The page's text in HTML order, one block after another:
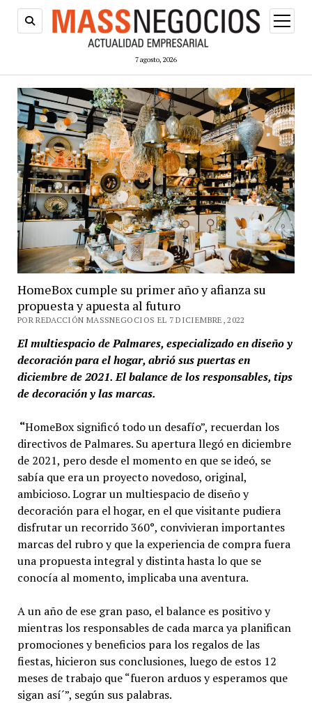
7 agosto, 2026
abrir
menú
HomeBox cumple su primer año y afianza su
propuesta y apuesta al futuro
POR REDACCIÓN MASSNEGOCIOS EL 7 DICIEMBRE, 2022
El multiespacio de Palmares, especializado en diseño y
decoración para el hogar, abrió sus puertas en
diciembre de 2021. El balance de los responsables, tips
de decoración y las marcas.
“HomeBox significó todo un desafío”, recuerdan los
directivos de Palmares. Su apertura llegó en diciembre
de 2021, pero desde el momento en que se ideó, se
sabía que era un proyecto novedoso, original,
ambicioso. Lograr un multiespacio de diseño y
decoración para el hogar, en el que visitante pudiera
disfrutar un recorrido 360°, convivieran importantes
marcas del rubro y que la experiencia de compra fuera
una propuesta integral y distinta hasta lo que se
conocía al momento, implicaba una aventura.
A un año de ese gran paso, el balance es positivo y
mientras los responsables de cada marca ya planifican
promociones y beneficios para los regalos de las
fiestas, hicieron sus conclusiones, luego de estos 12
meses de trabajo que “fueron arduos y esperamos que
sigan así´”, según sus palabras.